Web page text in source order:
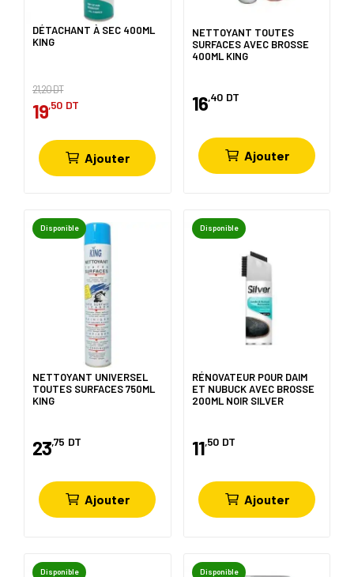
DÉTACHANT À SEC 400ML
KING
21,20 DT
19,50 DT
Ajouter
NETTOYANT TOUTES
SURFACES AVEC BROSSE
400ML KING
16,40 DT
Ajouter
Disponible
NETTOYANT UNIVERSEL
TOUTES SURFACES 750ML
KING
23,75 DT
Ajouter
Disponible
RÉNOVATEUR POUR DAIM
ET NUBUCK AVEC BROSSE
200ML NOIR SILVER
11,50 DT
Ajouter
Disponible Disponible